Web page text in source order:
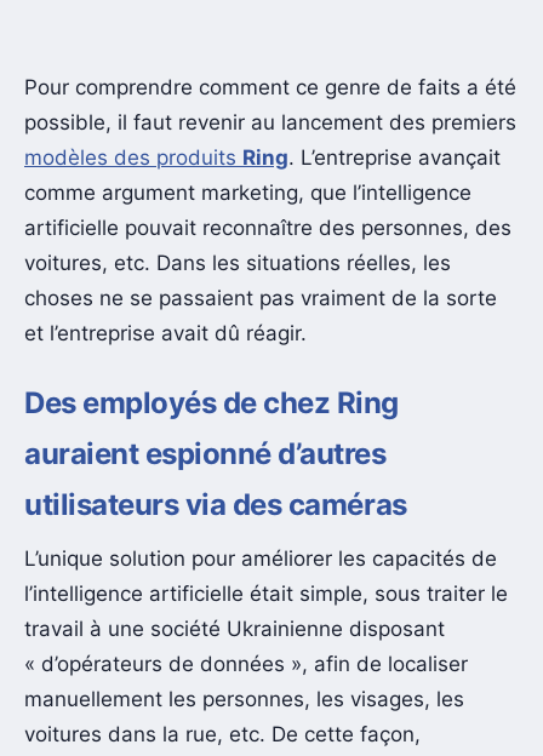
Pour comprendre comment ce genre de faits a été
possible, il faut revenir au lancement des premiers
modèles des produits Ring. L’entreprise avançait
comme argument marketing, que l’intelligence
artificielle pouvait reconnaître des personnes, des
voitures, etc. Dans les situations réelles, les
choses ne se passaient pas vraiment de la sorte
et l’entreprise avait dû réagir.
Des employés de chez Ring
auraient espionné d’autres
utilisateurs via des caméras
L’unique solution pour améliorer les capacités de
l’intelligence artificielle était simple, sous traiter le
travail à une société Ukrainienne disposant
« d’opérateurs de données », afin de localiser
manuellement les personnes, les visages, les
voitures dans la rue, etc. De cette façon,